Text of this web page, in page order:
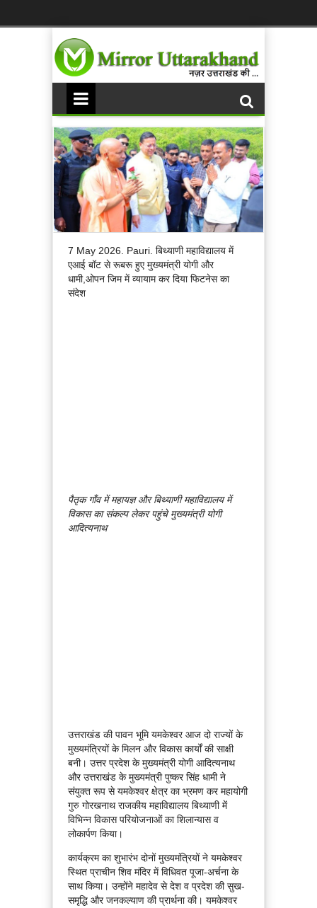
7 May 2026. Pauri. बिथ्याणी महाविद्यालय में
एआई बॉट से रूबरू हुए मुख्यमंत्री योगी और
धामी,ओपन जिम में व्यायाम कर दिया फिटनेस का
संदेश
पैतृक गाँव में महायज्ञ और बिथ्याणी महाविद्यालय में
विकास का संकल्प लेकर पहुंचे मुख्यमंत्री योगी
आदित्यनाथ
उत्तराखंड की पावन भूमि यमकेश्वर आज दो राज्यों के
मुख्यमंत्रियों के मिलन और विकास कार्यों की साक्षी
बनी। उत्तर प्रदेश के मुख्यमंत्री योगी आदित्यनाथ
और उत्तराखंड के मुख्यमंत्री पुष्कर सिंह धामी ने
संयुक्त रूप से यमकेश्वर क्षेत्र का भ्रमण कर महायोगी
गुरु गोरखनाथ राजकीय महाविद्यालय बिथ्याणी में
विभिन्न विकास परियोजनाओं का शिलान्यास व
लोकार्पण किया।
कार्यक्रम का शुभारंभ दोनों मुख्यमंत्रियों ने यमकेश्वर
स्थित प्राचीन शिव मंदिर में विधिवत पूजा-अर्चना के
साथ किया। उन्होंने महादेव से देश व प्रदेश की सुख-
समृद्धि और जनकल्याण की प्रार्थना की। यमकेश्वर